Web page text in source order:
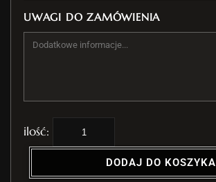
UWAGI DO ZAMÓWIENIA
l
DODAJ DO KOSZYKA